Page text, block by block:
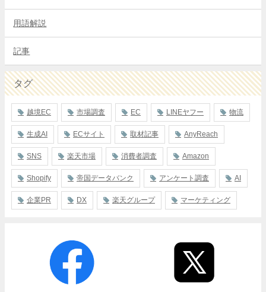
用語解説
記事
タグ
越境EC 市場調査 EC LINEヤフー 物流
生成AI ECサイト 取材記事 AnyReach
SNS 楽天市場 消費者調査 Amazon
Shopify 帝国データバンク アンケート調査 AI
企業PR DX 楽天グループ マーケティング